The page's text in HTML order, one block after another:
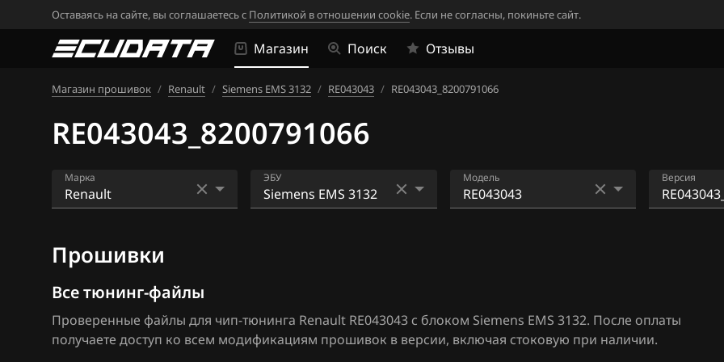
Оставаясь на сайте, вы соглашаетесь с Политикой в отношении cookie. Если не согласны, покиньте сайт.
Магазин Поиск Отзывы
Магазин прошивок / Renault / Siemens EMS 3132 / RE043043 / RE043043_8200791066
RE043043_8200791066
Марка
Alfa Romeo
ATLAS
Audi
ЭБУ
Bosch EDC17C84
Модель
RE0A20A2
Версия
Прошивки
Все тюнинг-файлы
Проверенные файлы для чип-тюнинга Renault RE043043 с блоком Siemens EMS 3132. После оплаты
получаете доступ ко всем модификациям прошивок в версии, включая стоковую при наличии.